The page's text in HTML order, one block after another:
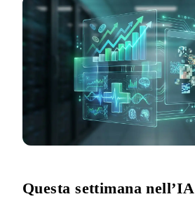
Questa settimana nell’IA